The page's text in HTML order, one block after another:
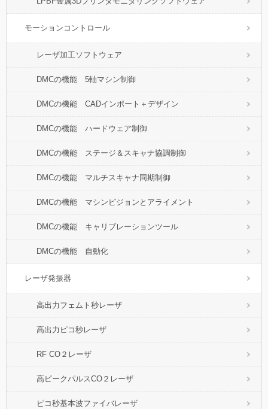
モーションコントロール
レーザ加工ソフトウェア
DMCの機能 5軸マシン制御
DMCの機能 CADインポート＋デザイン
DMCの機能 ハードウェア制御
DMCの機能 ステージ＆スキャナ協調制御
DMCの機能 マルチスキャナ同期制御
DMCの機能 マシンビジョンとアライメント
DMCの機能 キャリブレーションツール
DMCの機能 自動化
レーザ発振器
高出力フェムト秒レーザ
高出力ピコ秒レーザ
RF CO２レーザ
高ピークパルスCO２レーザ
ピコ秒基本波ファイバレーザ